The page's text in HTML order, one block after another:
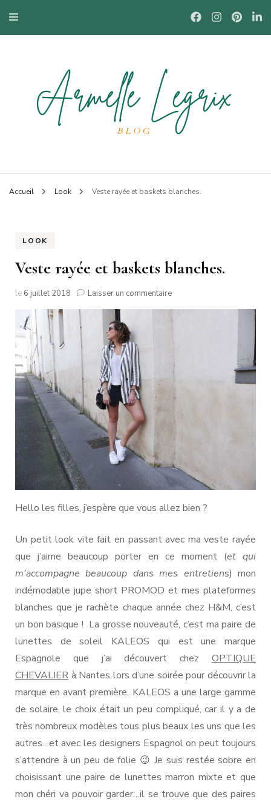
Armelle
Accueil Look Veste rayée et baskets blanches.
LOOK
Veste rayée et baskets blanches.
le 6 juillet 2018 Laisser un commentairesur
baskets
Hello les filles, j’espère que vous allez bien ?
Un petit look vite fait en passant avec ma veste rayée
que j’aime beaucoup porter en ce moment (et qui
m’accompagne beaucoup dans mes entretiens) mon
indémodable jupe short PROMOD et mes plateformes
blanches que je rachète chaque année chez H&M, c’est
un bon basique ! La grosse nouveauté, c’est ma paire de
lunettes de soleil KALEOS qui est une marque
Espagnole que j’ai découvert chez OPTIQUE
CHEVALIER à Nantes lors d’une soirée pour découvrir la
marque en avant première. KALEOS a une large gamme
de solaire, le choix était un peu compliqué, car il y a de
très nombreux modèles tous plus beaux les uns que les
autres…et avec les designers Espagnol on peut toujours
s’attendre à un peu de folie 😉 Je suis restée sobre en
choisissant une paire de lunettes marron mixte et que
mon chéri va pouvoir garder…il se trouve que des paires